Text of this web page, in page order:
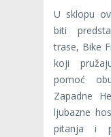
U sklopu
biti
trase, Bike
koji
pomoć
Zapadne
ljubazne
pitanja i